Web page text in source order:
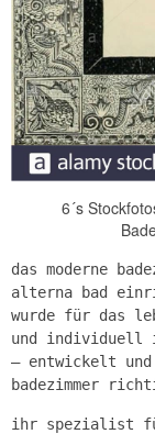
6´s
das moderne
alterna bad
wurde für das
und individuell
– entwickelt
badezimmer
ihr spezialist